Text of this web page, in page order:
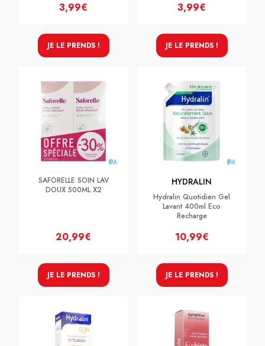
3,99€
JE LE PRENDS !
3,99€
JE LE PRENDS !
SAFORELLE SOIN LAV
DOUX 500ML X2
20,99€
JE LE PRENDS !
HYDRALIN
Hydralin Quotidien Gel
Lavant 400ml Eco
Recharge
10,99€
JE LE PRENDS !